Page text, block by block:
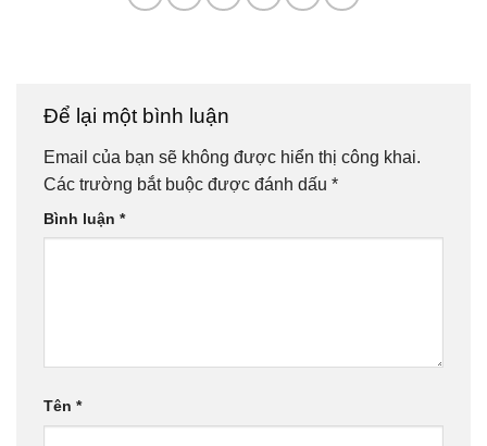
Để lại một bình luận
Email của bạn sẽ không được hiển thị công khai.
Các trường bắt buộc được đánh dấu *
Bình luận *
Tên *